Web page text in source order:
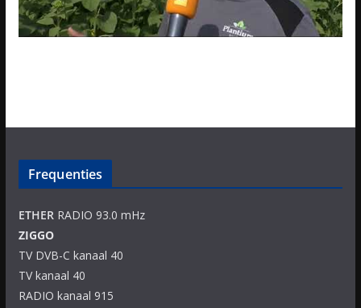
Frequenties
ETHERRADIO 93.0 mHz
ZIGGO
TV DVB-C kanaal 40
TV kanaal 40
RADIO kanaal 915